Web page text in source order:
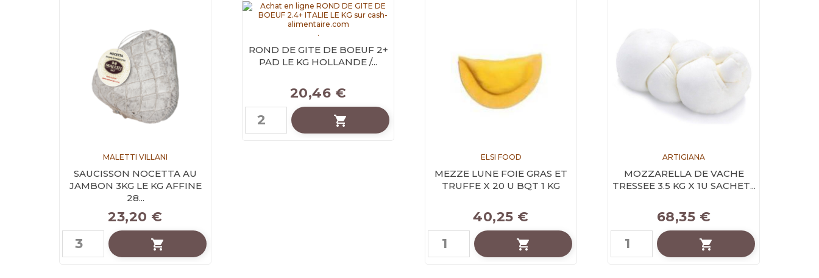
MALETTI VILLANI
SAUCISSON NOCETTA AU
JAMBON 3KG LE KG AFFINE
28...
Prix
23,20 €

.
ROND DE GITE DE BOEUF 2+
PAD LE KG HOLLANDE /...
Prix
20,46 €

ELSI FOOD
MEZZE LUNE FOIE GRAS ET
TRUFFE X 20 U BQT 1 KG
Prix
40,25 €

ARTIGIANA
MOZZARELLA DE VACHE
TRESSEE 3.5 KG X 1U SACHET...
Prix
68,35 €
